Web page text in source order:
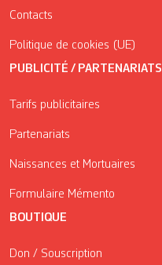
Contacts
Politique de cookies (UE)
PUBLICITÉ / PARTENARIATS
Tarifs publicitaires
Partenariats
Naissances et Mortuaires
Formulaire Mémento
BOUTIQUE
Don / Souscription